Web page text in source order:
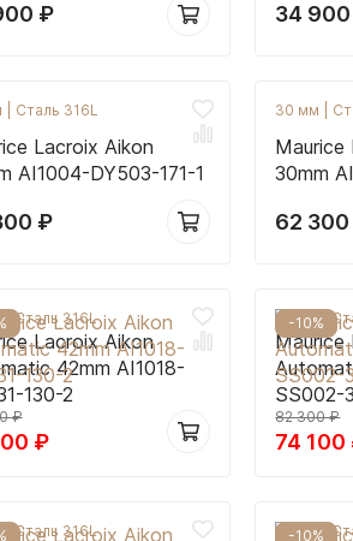
₽ 34 900
Сталь 316L
Lacroix Aikon
AI1004-DY503-171-1
₽
30 мм
Maurice
30mm
62 300
| Сталь 316L
Lacroix Aikon
42mm AI1018-
130-2
₽
₽
-10%
42 мм|
Maurice
SS002-
82 300₽
74 100
| Сталь 316L -10%
42 мм|